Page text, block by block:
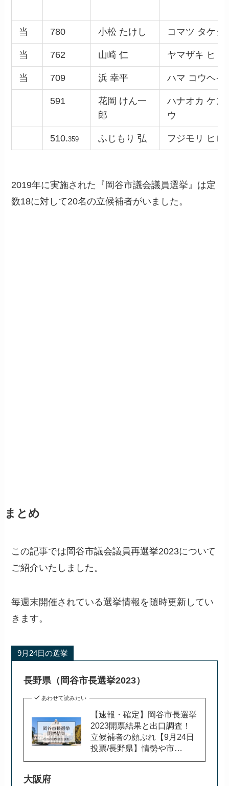
当 780 小松 たけし コマツ タケシ
当 762 山崎 仁 ヤマザキ ヒト
当 709 浜 幸平 ハマ コウヘイ
591
花岡 けん一
郎
ハナオカ ケン
ウ
510.359 ふじもり 弘 フジモリ ヒロ
2019年に実施された『岡谷市議会議員選挙』は定
数18に対して20名の立候補者がいました。
まとめ
この記事では岡谷市議会議員再選挙2023について
ご紹介いたしました。
毎週末開催されている選挙情報を随時更新してい
きます。
9月24日の選挙
長野県（岡谷市長選挙2023）
あわせて読みたい
【速報・確定】岡谷市長選挙
2023開票結果と出口調査！
立候補者の顔ぶれ【9月24日
投票/長野県】情勢や市…
大阪府